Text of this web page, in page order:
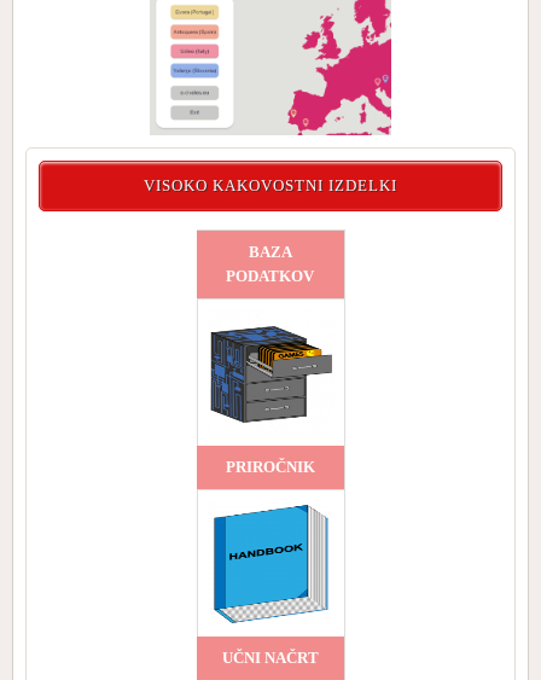
VISOKO KAKOVOSTNI IZDELKI
BAZA
PODATKOV
PRIROČNIK
UČNI NAČRT